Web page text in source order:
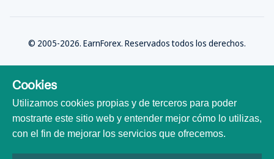
© 2005-2026. EarnForex. Reservados todos los derechos.
Desarrollado por
Cookies
Utilizamos cookies propias y de terceros para poder
mostrarte este sitio web y entender mejor cómo lo utilizas,
con el fin de mejorar los servicios que ofrecemos.